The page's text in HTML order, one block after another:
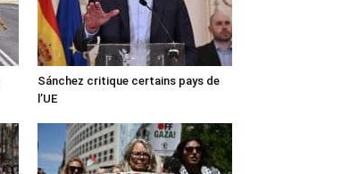
Sánchez critique certains pays de
l’UE